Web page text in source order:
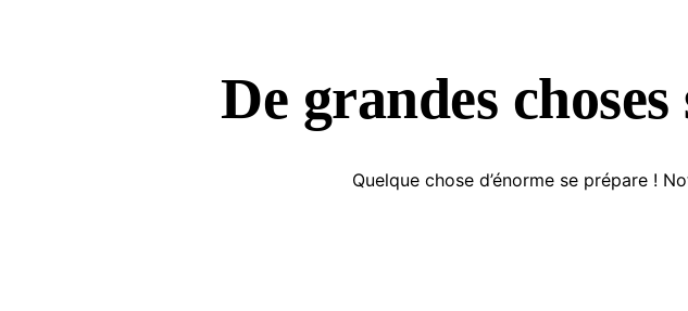
De grandes
Quelque chose d’énorme se prépare !